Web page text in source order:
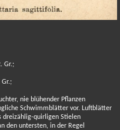
Gr.;
nie blühender Pflanzen
Schwimmblätter vor. Luftblätter
quirligen Stielen
den untersten, in der Regel